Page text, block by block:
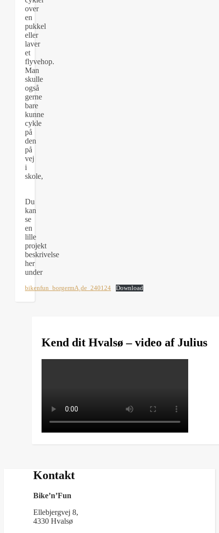
over
en
pukkel
eller
laver
et
flyvehop.
Man
skulle
også
gerne
bare
kunne
cykle
på
den
på
vej
i
skole,
Du
kan
se
en
lille
projekt
beskrivelse
her
under
bikenfun_borgermA¸de_240124 Download
Kend dit Hvalsø – video af Julius
Kontakt
Bike’n’Fun
Ellebjergvej 8,
4330 Hvalsø